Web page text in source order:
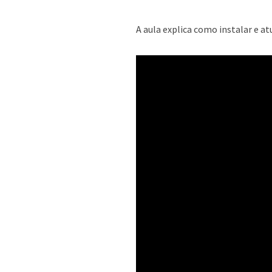
A aula explica como instalar e